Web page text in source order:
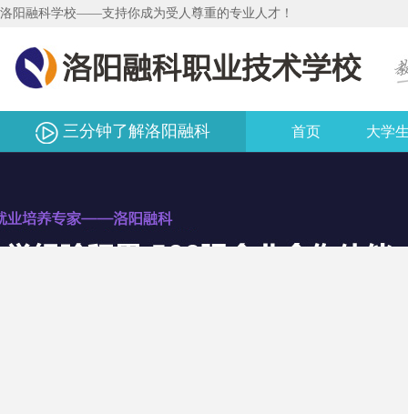
洛阳融科学校——支持你成为受人尊重的专业人才！
三分钟了解洛阳融科 首页 大学